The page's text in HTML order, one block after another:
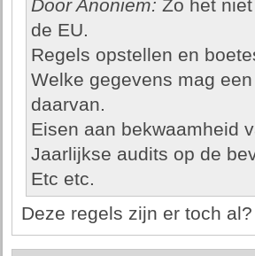
Door Anoniem: Zo het
de EU.
Regels opstellen en
Welke gegevens mag
daarvan.
Eisen aan bekwaamheid
Jaarlijkse audits op de
Etc etc.
Deze regels zijn er toch